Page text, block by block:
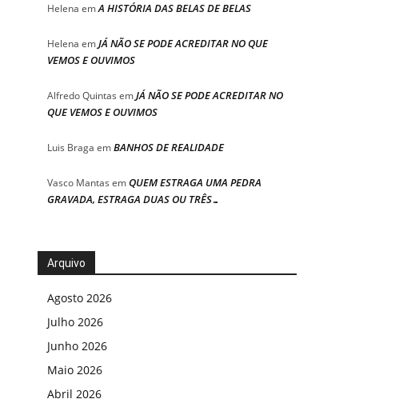
Helena emA HISTÓRIA DAS BELAS DE BELAS
Helena emJÁ NÃO SE PODE ACREDITAR NO QUE
VEMOS E OUVIMOS
Alfredo Quintas emJÁ NÃO SE PODE ACREDITAR NO
QUE VEMOS E OUVIMOS
Luis Braga emBANHOS DE REALIDADE
Vasco Mantas emQUEM ESTRAGA UMA PEDRA
GRAVADA, ESTRAGA DUAS OU TRÊS…
Arquivo
Agosto 2026
Julho 2026
Junho 2026
Maio 2026
Abril 2026